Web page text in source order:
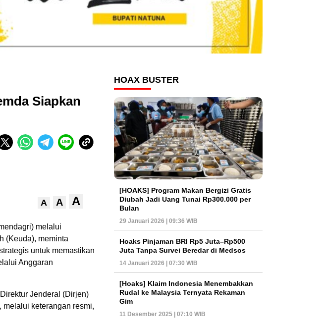
Siapkan
A A A
melalui
(Keuda), meminta
untuk memastikan
Anggaran
Jenderal (Dirjen)
keterangan resmi,
HOAX BUSTER
[HOAKS] Program Makan Bergizi Gratis
Diubah Jadi Uang Tunai Rp300.000 per
Bulan
29 Januari 2026 | 09:36 WIB
Hoaks Pinjaman BRI Rp5 Juta–Rp500
Juta Tanpa Survei Beredar di Medsos
14 Januari 2026 | 07:30 WIB
[Hoaks] Klaim Indonesia Menembakkan
Rudal ke Malaysia Ternyata Rekaman
Gim
11 Desember 2025 | 07:10 WIB